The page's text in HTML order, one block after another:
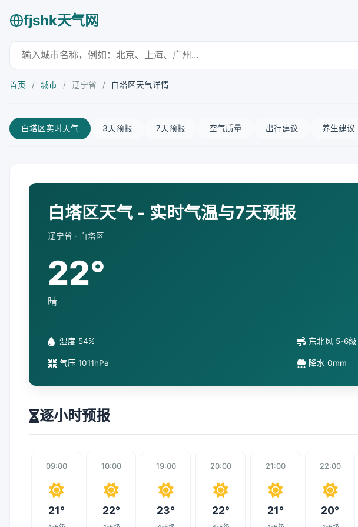
fjshk天气网
首页 / 城市 / 辽宁省 / 白塔区天气详情
白塔区实时天气 3天预报 7天预报 空气质量 出行建议 养生建议
白塔区天气 - 实时气温与7天预报
辽宁省 · 白塔区
22°
晴
湿度 54% 东北风 5-6级
气压 1011hPa 降水 0mm
逐小时预报
09:00
21°
10:00
22°
19:00
23°
20:00
22°
21:00
21°
22:00
20°